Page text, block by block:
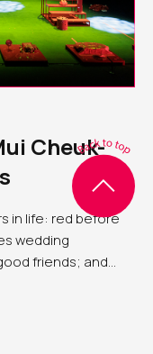
Cheuk-
in life: red before
wedding
friends; and